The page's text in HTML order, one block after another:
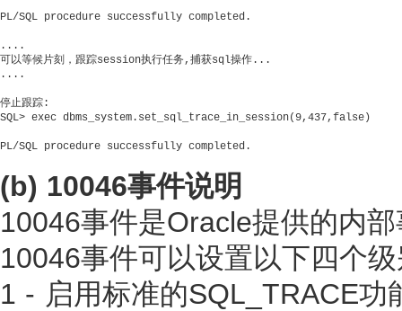
PL/SQL procedure successfully completed.
....
可以等候片刻，跟踪session执行任务,捕获sql操作...
....
停止跟踪:
SQL> exec dbms_system.set_sql_trace_in_session(9,437,false)
PL/SQL procedure successfully completed.
(b) 10046事件说明
10046事件是Oracle提供的内
10046事件可以设置以下四个
1 - 启用标准的SQL_TRACE功